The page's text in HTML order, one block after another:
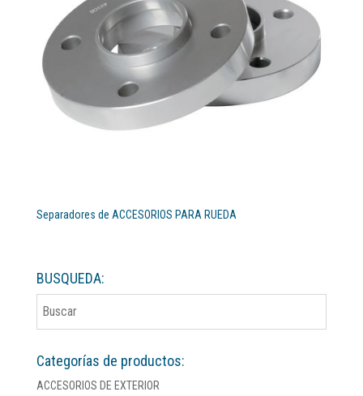
Separadores de ACCESORIOS PARA RUEDA
BUSQUEDA:
Categorías de productos:
ACCESORIOS DE EXTERIOR